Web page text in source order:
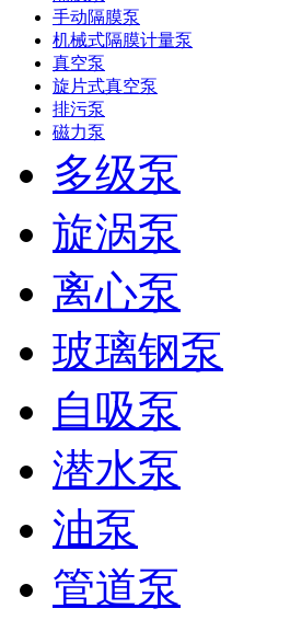
手动隔膜泵
机械式隔膜计量泵
真空泵
旋片式真空泵
排污泵
磁力泵
多级泵
旋涡泵
离心泵
玻璃钢泵
自吸泵
潜水泵
油泵
管道泵